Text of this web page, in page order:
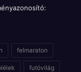
felmaraton
futóvilág